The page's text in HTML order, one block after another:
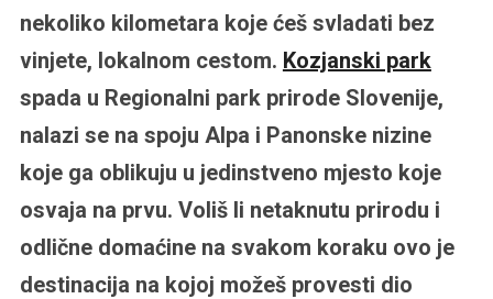
nekoliko kilometara koje ćeš svladati bez
vinjete, lokalnom cestom. Kozjanski park
spada u Regionalni park prirode Slovenije,
nalazi se na spoju Alpa i Panonske nizine
koje ga oblikuju u jedinstveno mjesto koje
osvaja na prvu. Voliš li netaknutu prirodu i
odlične domaćine na svakom koraku ovo je
destinacija na kojoj možeš provesti dio